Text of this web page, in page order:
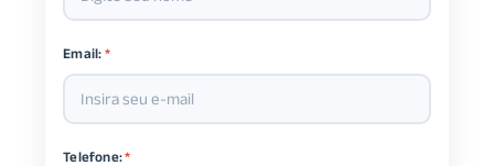
Email:*
Telefone:*